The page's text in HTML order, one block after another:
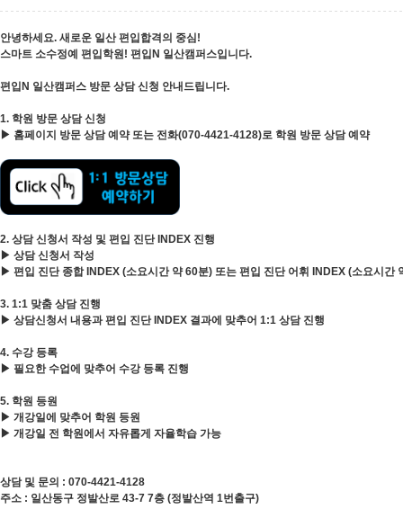
안녕하세요. 새로운 일산 편입합격의 중심!
스마트 소수정예 편입학원! 편입N 일산캠퍼스입니다.
편입N 일산캠퍼스 방문 상담 신청 안내드립니다.
1. 학원 방문 상담 신청
▶ 홈페이지 방문 상담 예약 또는 전화(070-4421-4128)로 학원 방문 상담 예약
2. 상담 신청서 작성 및 편입 진단 INDEX 진행
▶ 상담 신청서 작성
▶ 편입 진단 종합 INDEX (소요시간 약 60분) 또는 편입 진단 어휘 INDEX (소요시간
3. 1:1 맞춤 상담 진행
▶ 상담신청서 내용과 편입 진단 INDEX 결과에 맞추어 1:1 상담 진행
4. 수강 등록
▶ 필요한 수업에 맞추어 수강 등록 진행
5. 학원 등원
▶ 개강일에 맞추어 학원 등원
▶ 개강일 전 학원에서 자유롭게 자율학습 가능
상담 및 문의 : 070-4421-4128
주소 : 일산동구 정발산로 43-7 7층 (정발산역 1번출구)